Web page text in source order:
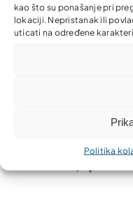
kao što su ponašanje pri
lokaciji. Nepristanak ili
uticati na određene
Politika
Oglas za prijem u